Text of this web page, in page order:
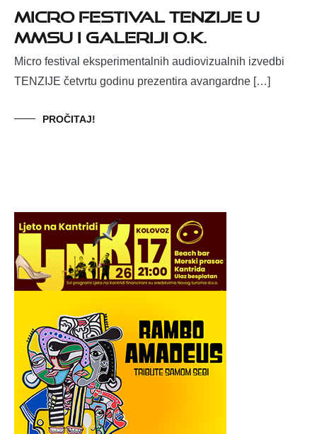
Micro festival TENZIJE u
MMSU i Galeriji O.K.
Micro festival eksperimentalnih audiovizualnih izvedbi
TENZIJE četvrtu godinu prezentira avangardne […]
PROČITAJ!